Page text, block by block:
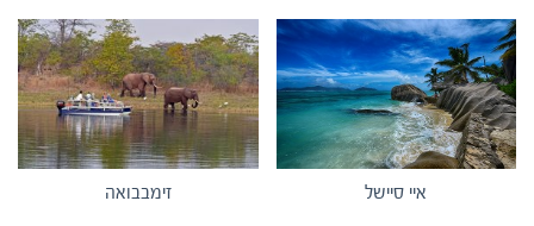
איי סיישל זימבבואה